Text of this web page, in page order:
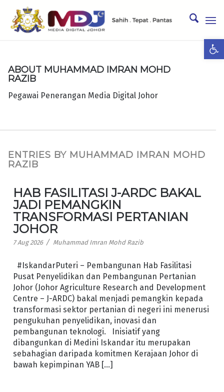
ABOUT MUHAMMAD IMRAN MOHD
RAZIB
Pegawai Penerangan Media Digital Johor
ENTRIES BY MUHAMMAD IMRAN MOHD
RAZIB
HAB FASILITASI J-ARDC BAKAL
JADI PEMANGKIN
TRANSFORMASI PERTANIAN
JOHOR
7 Aug 2026 / Muhammad Imran Mohd Razib
#IskandarPuteri – Pembangunan Hab Fasilitasi
Pusat Penyelidikan dan Pembangunan Pertanian
Johor (Johor Agriculture Research and Development
Centre – J-ARDC) bakal menjadi pemangkin kepada
transformasi sektor pertanian di negeri ini menerusi
pengukuhan penyelidikan, inovasi dan
pembangunan teknologi. Inisiatif yang
dibangunkan di Medini Iskandar itu merupakan
sebahagian daripada komitmen Kerajaan Johor di
bawah kepimpinan YAB […]